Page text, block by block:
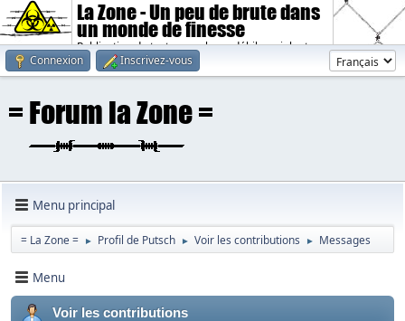
La Zone - Un peu de brute dans
un monde de finesse
Publication de textes sombres, débiles, violents.
Connexion
Inscrivez-vous
Menu principal
= La Zone = ► Profil de Putsch ► Voir les contributions ► Messages
Menu
Voir les contributions